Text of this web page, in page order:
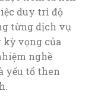
duy trì độ
từng dịch vụ
kỳ vọng của
nghề
yếu tố then